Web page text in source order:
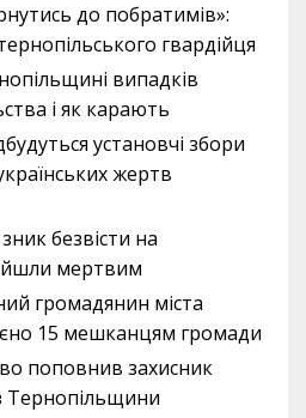
до побратимів»:
гвардійця
випадків
і як карають
установчі збори
жертв
безвісти на
мертвим
громадянин міста
15 мешканцям громади
поповнив захисник
Тернопільщини